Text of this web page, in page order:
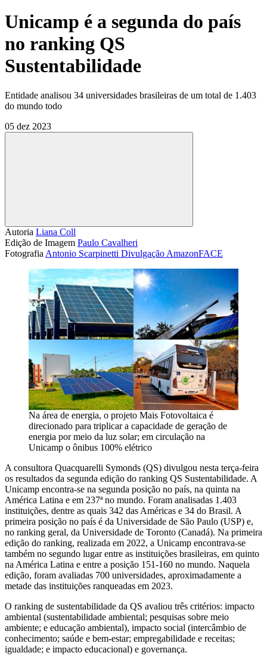
Unicamp é a segunda do país
no ranking QS
Sustentabilidade
Entidade analisou 34 universidades brasileiras de um total de 1.403
do mundo todo
05 dez 2023
Compartilhar
Autoria Liana Coll
Edição de Imagem Paulo Cavalheri
Fotografia Antonio Scarpinetti Divulgação AmazonFACE
Na área de energia, o projeto Mais Fotovoltaica é
direcionado para triplicar a capacidade de geração de
energia por meio da luz solar; em circulação na
Unicamp o ônibus 100% elétrico
A consultora Quacquarelli Symonds (QS) divulgou nesta terça-feira
os resultados da segunda edição do ranking QS Sustentabilidade. A
Unicamp encontra-se na segunda posição no país, na quinta na
América Latina e em 237ª no mundo. Foram analisadas 1.403
instituições, dentre as quais 342 das Américas e 34 do Brasil. A
primeira posição no país é da Universidade de São Paulo (USP) e,
no ranking geral, da Universidade de Toronto (Canadá). Na primeira
edição do ranking, realizada em 2022, a Unicamp encontrava-se
também no segundo lugar entre as instituições brasileiras, em quinto
na América Latina e entre a posição 151-160 no mundo. Naquela
edição, foram avaliadas 700 universidades, aproximadamente a
metade das instituições ranqueadas em 2023.
O ranking de sustentabilidade da QS avaliou três critérios: impacto
ambiental (sustentabilidade ambiental; pesquisas sobre meio
ambiente; e educação ambiental), impacto social (intercâmbio de
conhecimento; saúde e bem-estar; empregabilidade e receitas;
igualdade; e impacto educacional) e governança.